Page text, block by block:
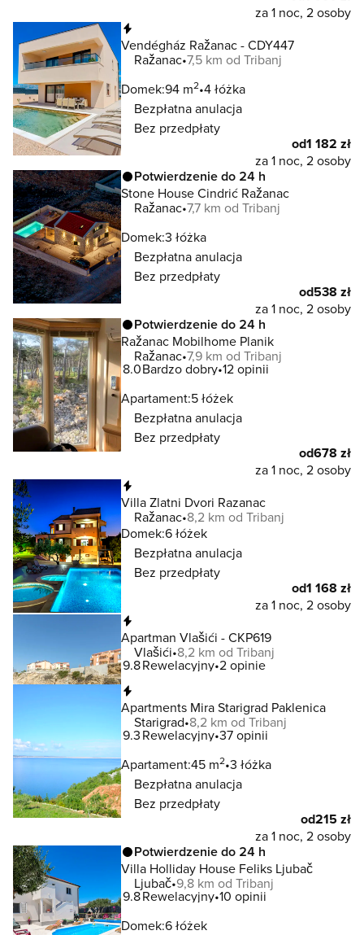
za 1 noc, 2 osoby
Vendégház Ražanac - CDY447
Ražanac 7,5 km od Tribanj
Domek:94 m2 4 łóżka
Bezpłatna anulacja
Bez przedpłaty
od1 182 zł
za 1 noc, 2 osoby
Potwierdzenie do 24 h
Stone House Cindrić Ražanac
Ražanac 7,7 km od Tribanj
Domek:3 łóżka
Bezpłatna anulacja
Bez przedpłaty
od538 zł
za 1 noc, 2 osoby
Potwierdzenie do 24 h
Ražanac Mobilhome Planik
Ražanac 7,9 km od Tribanj
8.0Bardzo dobry 12 opinii
Apartament:5 łóżek
Bezpłatna anulacja
Bez przedpłaty
od678 zł
za 1 noc, 2 osoby
Villa Zlatni Dvori Razanac
Ražanac 8,2 km od Tribanj
Domek:6 łóżek
Bezpłatna anulacja
Bez przedpłaty
od1 168 zł
za 1 noc, 2 osoby
Apartman Vlašići - CKP619
Vlašići 8,2 km od Tribanj
9.8Rewelacyjny 2 opinie
Apartments Mira Starigrad Paklenica
Starigrad 8,2 km od Tribanj
9.3Rewelacyjny 37 opinii
Apartament:45 m2 3 łóżka
Bezpłatna anulacja
Bez przedpłaty
od215 zł
za 1 noc, 2 osoby
Potwierdzenie do 24 h
Villa Holliday House Feliks Ljubač
Ljubač 9,8 km od Tribanj
9.8Rewelacyjny 10 opinii
Domek:6 łóżek